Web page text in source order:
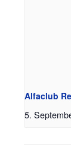
Alfaclub
5.